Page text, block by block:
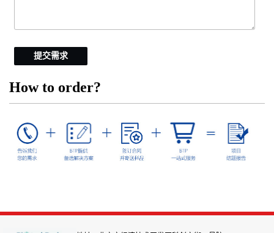
提交需求
How to order?